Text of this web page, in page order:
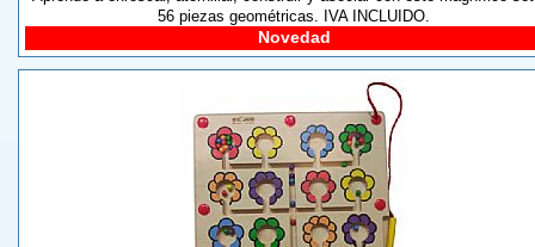
56 piezas geométricas. IVA INCLUIDO.
Novedad